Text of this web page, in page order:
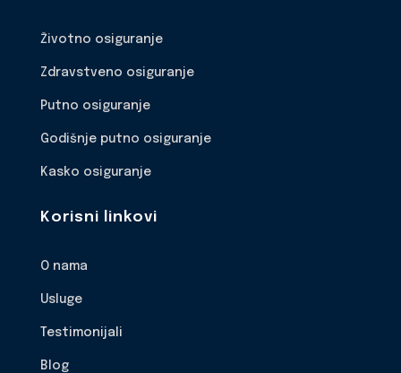
Životno osiguranje
Zdravstveno osiguranje
Putno osiguranje
Godišnje putno osiguranje
Kasko osiguranje
Korisni linkovi
O nama
Usluge
Testimonijali
Blog